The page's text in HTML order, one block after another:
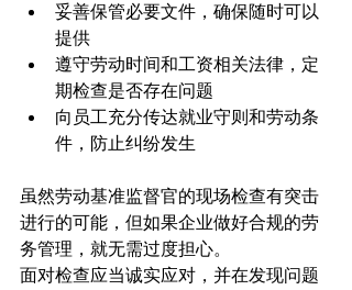
妥善保管必要文件，确保随时可以
提供
遵守劳动时间和工资相关法律，定
期检查是否存在问题
向员工充分传达就业守则和劳动条
件，防止纠纷发生
虽然劳动基准监督官的现场检查有突击
进行的可能，但如果企业做好合规的劳
务管理，就无需过度担心。
面对检查应当诚实应对，并在发现问题